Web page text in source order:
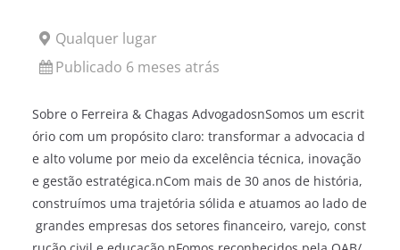
Qualquer lugar
Publicado 6 meses atrás
Sobre o Ferreira & Chagas AdvogadosnSomos um escrit
ório com um propósito claro: transformar a advocacia d
e alto volume por meio da excelência técnica, inovação
e gestão estratégica.nCom mais de 30 anos de história,
construímos uma trajetória sólida e atuamos ao lado de
grandes empresas dos setores financeiro, varejo, const